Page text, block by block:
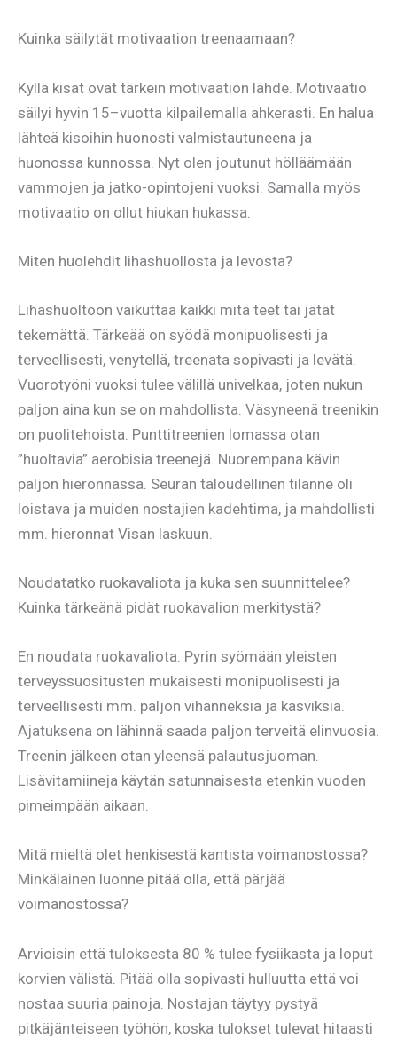
Kuinka säilytät motivaation treenaamaan?
Kyllä kisat ovat tärkein motivaation lähde. Motivaatio
säilyi hyvin 15–vuotta kilpailemalla ahkerasti. En halua
lähteä kisoihin huonosti valmistautuneena ja
huonossa kunnossa. Nyt olen joutunut hölläämään
vammojen ja jatko-opintojeni vuoksi. Samalla myös
motivaatio on ollut hiukan hukassa.
Miten huolehdit lihashuollosta ja levosta?
Lihashuoltoon vaikuttaa kaikki mitä teet tai jätät
tekemättä. Tärkeää on syödä monipuolisesti ja
terveellisesti, venytellä, treenata sopivasti ja levätä.
Vuorotyöni vuoksi tulee välillä univelkaa, joten nukun
paljon aina kun se on mahdollista. Väsyneenä treenikin
on puolitehoista. Punttitreenien lomassa otan
”huoltavia” aerobisia treenejä. Nuorempana kävin
paljon hieronnassa. Seuran taloudellinen tilanne oli
loistava ja muiden nostajien kadehtima, ja mahdollisti
mm. hieronnat Visan laskuun.
Noudatatko ruokavaliota ja kuka sen suunnittelee?
Kuinka tärkeänä pidät ruokavalion merkitystä?
En noudata ruokavaliota. Pyrin syömään yleisten
terveyssuositusten mukaisesti monipuolisesti ja
terveellisesti mm. paljon vihanneksia ja kasviksia.
Ajatuksena on lähinnä saada paljon terveitä elinvuosia.
Treenin jälkeen otan yleensä palautusjuoman.
Lisävitamiineja käytän satunnaisesta etenkin vuoden
pimeimpään aikaan.
Mitä mieltä olet henkisestä kantista voimanostossa?
Minkälainen luonne pitää olla, että pärjää
voimanostossa?
Arvioisin että tuloksesta 80 % tulee fysiikasta ja loput
korvien välistä. Pitää olla sopivasti hulluutta että voi
nostaa suuria painoja. Nostajan täytyy pystyä
pitkäjänteiseen työhön, koska tulokset tulevat hitaasti